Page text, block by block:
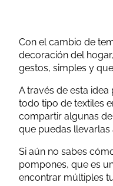
Con el cambio de
decoración del
gestos, simples y
A través de esta
todo tipo de textiles
compartir algunas
que puedas llevarlas
Si aún no sabes
pompones, que es
encontrar múltiples